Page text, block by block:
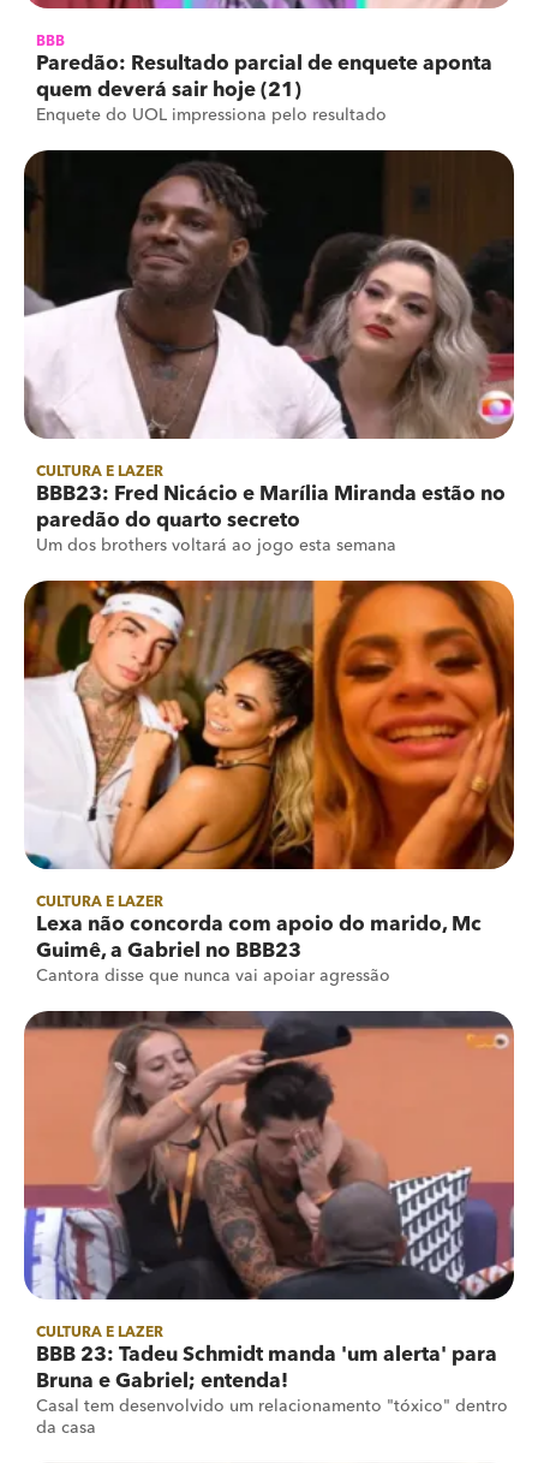
BBB
Paredão: Resultado parcial de enquete aponta
quem deverá sair hoje (21)
Enquete do UOL impressiona pelo resultado
CULTURA E LAZER
BBB23: Fred Nicácio e Marília Miranda estão no
paredão do quarto secreto
Um dos brothers voltará ao jogo esta semana
CULTURA E LAZER
Lexa não concorda com apoio do marido, Mc
Guimê, a Gabriel no BBB23
Cantora disse que nunca vai apoiar agressão
CULTURA E LAZER
BBB 23: Tadeu Schmidt manda 'um alerta' para
Bruna e Gabriel; entenda!
Casal tem desenvolvido um relacionamento "tóxico" dentro
da casa